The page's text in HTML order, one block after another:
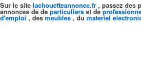
Sur le site lachouetteannonce.fr , passez des
annonces de de particuliers et de
d'emploi , des meubles , du materiel